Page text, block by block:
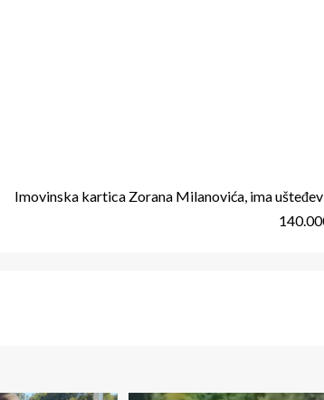
Imovinska kartica Zorana Milanovića, ima